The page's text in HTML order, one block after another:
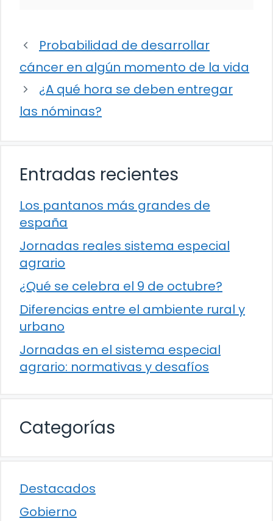
Probabilidad de desarrollar
cáncer en algún momento de la vida
¿A qué hora se deben entregar
las nóminas?
Entradas recientes
Los pantanos más grandes de
españa
Jornadas reales sistema especial
agrario
¿Qué se celebra el 9 de octubre?
Diferencias entre el ambiente rural y
urbano
Jornadas en el sistema especial
agrario: normativas y desafíos
Categorías
Destacados
Gobierno